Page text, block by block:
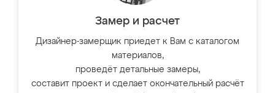
Замер и расчет
Дизайнер-замерщик приедет к Вам с каталогом
материалов,
проведёт детальные замеры,
составит проект и сделает окончательный расчёт